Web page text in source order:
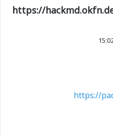
https://
https://